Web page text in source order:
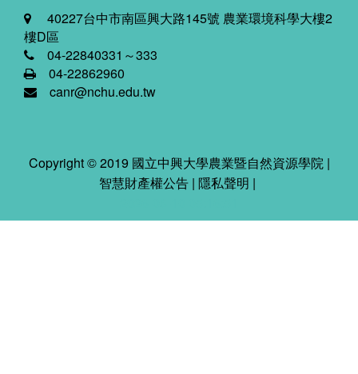
40227台中市南區興大路145號 農業環境科學大樓2
樓D區
04-22840331～333
04-22862960
canr@nchu.edu.tw
Copyright © 2019 國立中興大學農業暨自然資源學院 |
智慧財產權公告 | 隱私聲明 |